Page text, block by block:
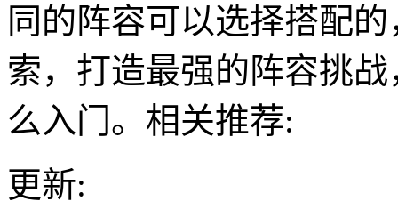
同的阵容可以选择搭配
索，打造最强的阵容挑
么入门。相关推荐:
更新: